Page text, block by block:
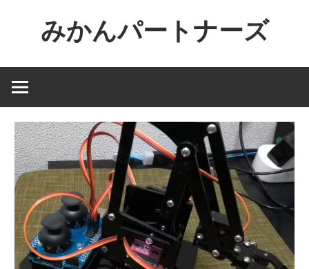
ン
へ
みかんパートナーズ
ー
ジ
ャ
ン
ル
で
役
に
立
た